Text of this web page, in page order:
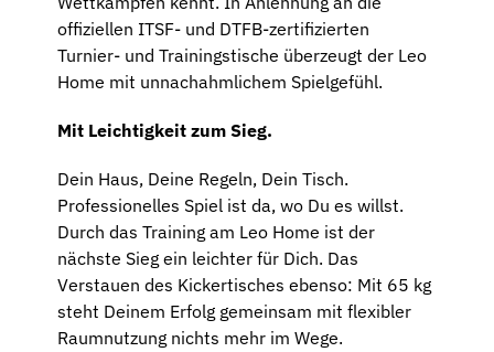
offiziellen ITSF- und DTFB-zertifizierten
Turnier- und Trainingstische überzeugt der Leo
Home mit unnachahmlichem Spielgefühl.
Mit Leichtigkeit zum Sieg.
Dein Haus, Deine Regeln, Dein Tisch.
Professionelles Spiel ist da, wo Du es willst.
Durch das Training am Leo Home ist der
nächste Sieg ein leichter für Dich. Das
Verstauen des Kickertisches ebenso: Mit 65 kg
steht Deinem Erfolg gemeinsam mit flexibler
Raumnutzung nichts mehr im Wege.